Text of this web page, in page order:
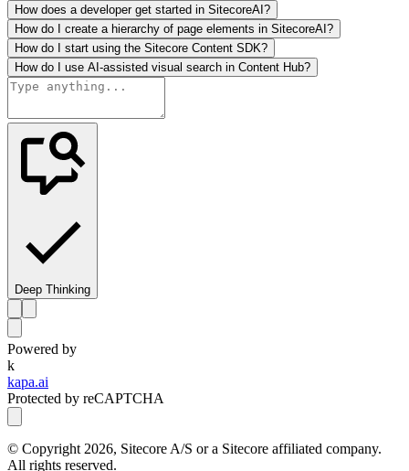
How does a developer get started in SitecoreAI?
How do I create a hierarchy of page elements in SitecoreAI?
How do I start using the Sitecore Content SDK?
How do I use AI-assisted visual search in Content Hub?
Deep Thinking
Powered by
k
kapa.ai
Protected by reCAPTCHA
© Copyright 2026, Sitecore A/S or a Sitecore affiliated company.
All rights reserved.